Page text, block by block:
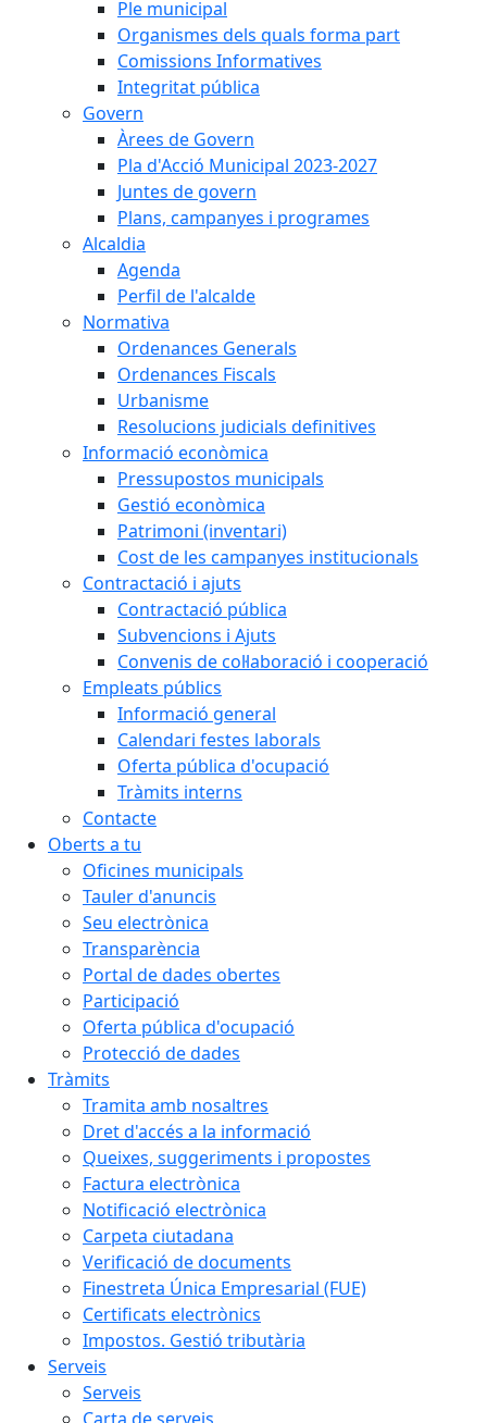
Ple municipal
Organismes dels quals forma part
Comissions Informatives
Integritat pública
Govern
Àrees de Govern
Pla d'Acció Municipal 2023-2027
Juntes de govern
Plans, campanyes i programes
Alcaldia
Agenda
Perfil de l'alcalde
Normativa
Ordenances Generals
Ordenances Fiscals
Urbanisme
Resolucions judicials definitives
Informació econòmica
Pressupostos municipals
Gestió econòmica
Patrimoni (inventari)
Cost de les campanyes institucionals
Contractació i ajuts
Contractació pública
Subvencions i Ajuts
Convenis de col·laboració i cooperació
Empleats públics
Informació general
Calendari festes laborals
Oferta pública d'ocupació
Tràmits interns
Contacte
Oberts a tu
Oficines municipals
Tauler d'anuncis
Seu electrònica
Transparència
Portal de dades obertes
Participació
Oferta pública d'ocupació
Protecció de dades
Tràmits
Tramita amb nosaltres
Dret d'accés a la informació
Queixes, suggeriments i propostes
Factura electrònica
Notificació electrònica
Carpeta ciutadana
Verificació de documents
Finestreta Única Empresarial (FUE)
Certificats electrònics
Impostos. Gestió tributària
Serveis
Serveis